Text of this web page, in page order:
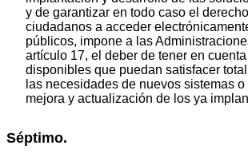
y de garantizar en todo caso el
ciudadanos a acceder
públicos, impone a las
artículo 17, el deber de tener en
disponibles que puedan satisfacer
las necesidades de nuevos sistemas
mejora y actualización de los ya
Séptimo.